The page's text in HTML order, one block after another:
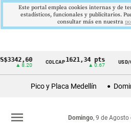
Cintillo
Colombia
COLCAP1621,34 pts USD/COP
▲
Pico y Placa Medellín
Domingo, 9 de Agosto
menu
Este portal emplea cookies internas y de
estadísticos, funcionales y publicitarios.
consultar más en nuestra